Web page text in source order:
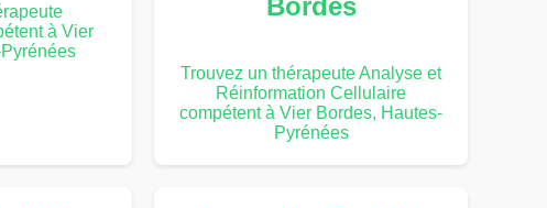
à Vier
Bordes
Trouvez un thérapeute Analyse et
Réinformation Cellulaire
compétent à Vier Bordes, Hautes-
Pyrénées